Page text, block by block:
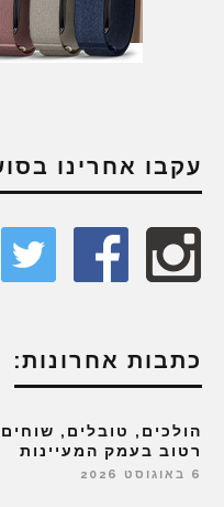
עקבו אחרינו
כתבות אחרונות:
הולכים, טובלים,
רטוב בעמק המעיינות
6 באוגוסט 2026